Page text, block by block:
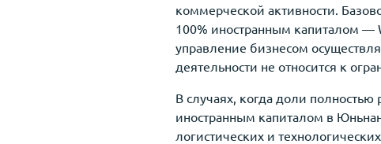
коммерческой активности.
100% иностранным капиталом —
управление бизнесом
деятельности не относится к
В случаях, когда доли
иностранным капиталом в
логистических и